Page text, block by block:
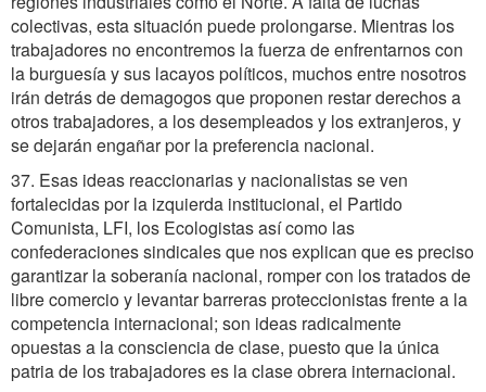
colectivas, esta situación puede prolongarse. Mientras los
trabajadores no encontremos la fuerza de enfrentarnos con
la burguesía y sus lacayos políticos, muchos entre nosotros
irán detrás de demagogos que proponen restar derechos a
otros trabajadores, a los desempleados y los extranjeros, y
se dejarán engañar por la preferencia nacional.
37. Esas ideas reaccionarias y nacionalistas se ven
fortalecidas por la izquierda institucional, el Partido
Comunista, LFI, los Ecologistas así como las
confederaciones sindicales que nos explican que es preciso
garantizar la soberanía nacional, romper con los tratados de
libre comercio y levantar barreras proteccionistas frente a la
competencia internacional; son ideas radicalmente
opuestas a la consciencia de clase, puesto que la única
patria de los trabajadores es la clase obrera internacional.